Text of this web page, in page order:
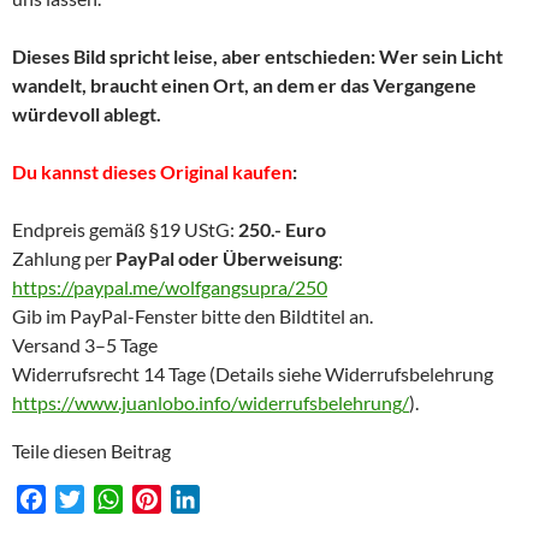
Dieses Bild spricht leise, aber entschieden: Wer sein Licht
wandelt, braucht einen Ort, an dem er das Vergangene
würdevoll ablegt.
Du kannst dieses Original kaufen:
Endpreis gemäß §19 UStG: 250.- Euro
Zahlung per PayPal oder Überweisung:
https://paypal.me/wolfgangsupra/250
Gib im PayPal-Fenster bitte den Bildtitel an.
Versand 3–5 Tage
Widerrufsrecht 14 Tage (Details siehe Widerrufsbelehrung
https://www.juanlobo.info/widerrufsbelehrung/).
Teile diesen Beitrag
W